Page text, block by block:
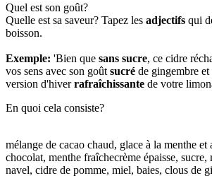
Quel est son goût?
Quelle est sa saveur? Tapez les adjectifs qui
boisson.
Exemple: 'Bien que sans sucre, ce cidre
vos sens avec son goût sucré de gingembre
version d'hiverrafraîchissante de votre
En quoi cela consiste?
mélange de cacao chaud, glace à la menthe et
chocolat, menthe fraîchecrème épaisse, sucre,
navel, cidre de pomme, miel, baies, clous de